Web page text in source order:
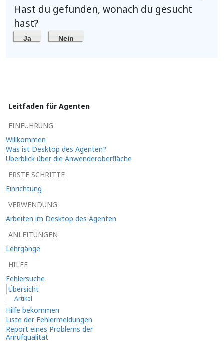
Hast du gefunden, wonach du gesucht
hast?
Ja Nein
Leitfaden für Agenten
EINFÜHRUNG
Willkommen
Was ist Desktop des Agenten?
Überblick über die Anwenderoberfläche
ERSTE SCHRITTE
Einrichtung
VERWENDUNG
Arbeiten im Desktop des Agenten
ANLEITUNGEN
Lehrgänge
HILFE
Fehlersuche
Übersicht
Artikel
Hilfe bekommen
Liste der Fehlermeldungen
Report eines Problems der
Anrufqualität